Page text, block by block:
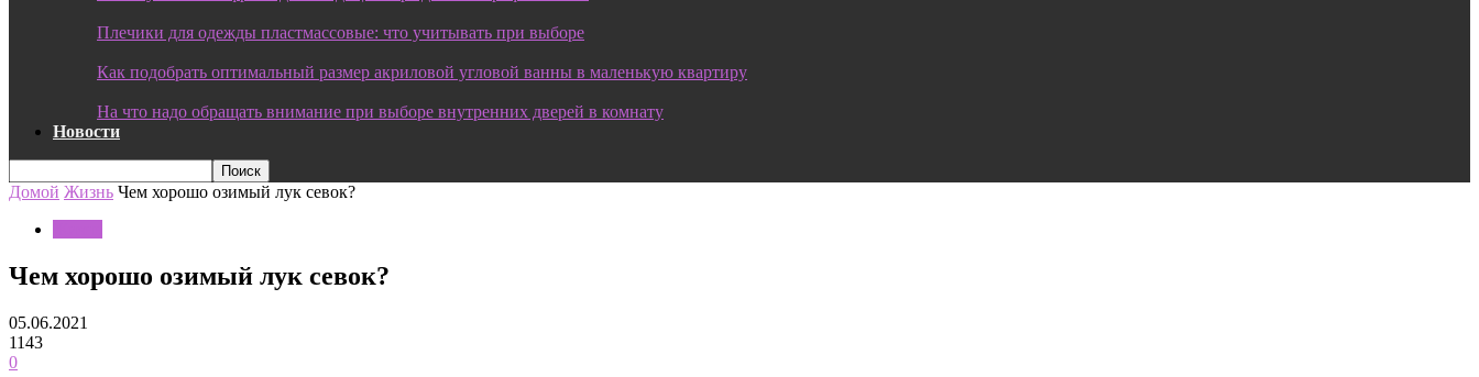
Плечики для одежды пластмассовые: что учитывать при выборе
Как подобрать оптимальный размер акриловой угловой ванны в маленькую квартиру
На что надо обращать внимание при выборе внутренних дверей в комнату
Новости
Домой Жизнь Чем хорошо озимый лук севок?
Чем хорошо озимый лук севок?
05.06.2021
1143
0